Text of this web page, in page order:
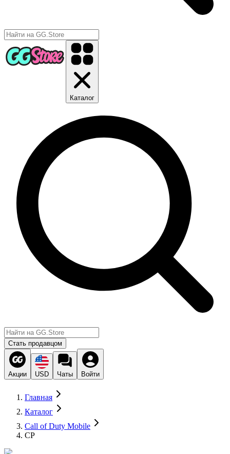
Каталог
Стать продавцом
Акции USD Чаты Войти
Главная
Каталог
Call of Duty Mobile
CP